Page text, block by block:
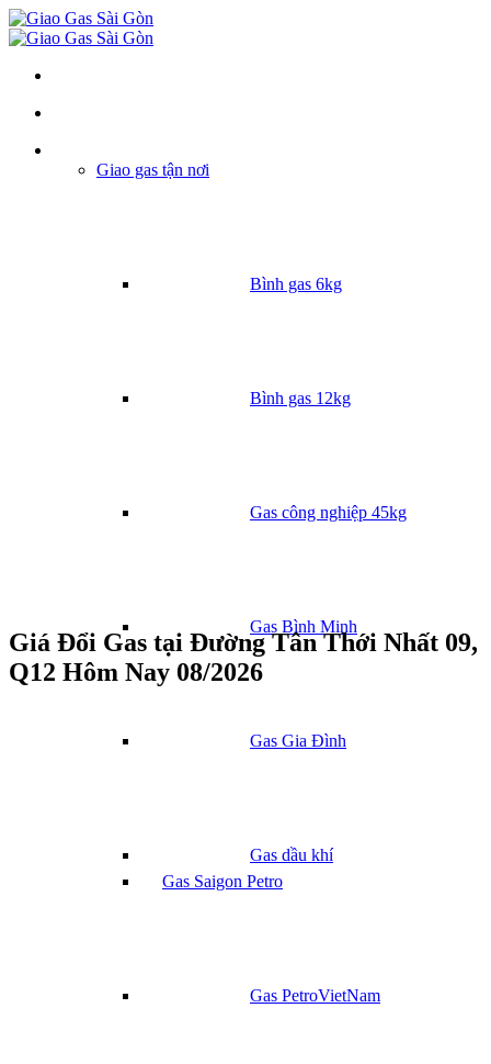
Giao gas tận nơi
Bình gas 6kg
Bình gas 12kg
Gas công nghiệp 45kg
Gas Bình Minh
Gas Gia Đình
Gas dầu khí
Gas Saigon Petro
Gas PetroVietNam
Giá Đổi Gas tại Đường Tân Thới Nhất 09,
Q12 Hôm Nay 08/2026